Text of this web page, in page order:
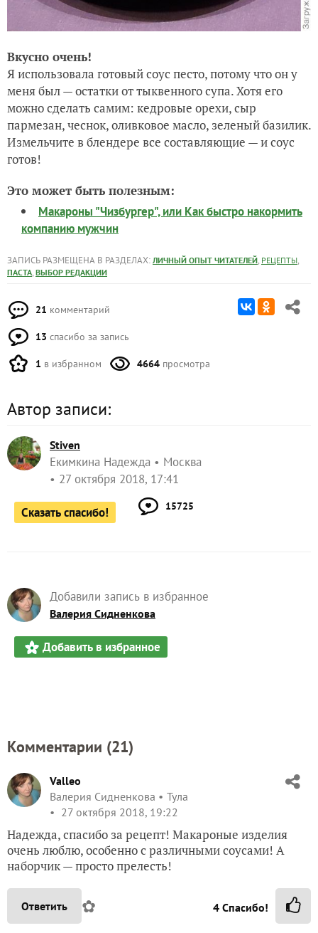
Вкусно очень!
Я использовала готовый соус песто, потому что он у
меня был — остатки от тыквенного супа. Хотя его
можно сделать самим: кедровые орехи, сыр
пармезан, чеснок, оливковое масло, зеленый базилик.
Измельчите в блендере все составляющие — и соус
готов!
Это может быть полезным:
Макароны "Чизбургер", или Как быстро накормить
компанию мужчин
ЗАПИСЬ РАЗМЕЩЕНА В РАЗДЕЛАХ: ЛИЧНЫЙ ОПЫТ ЧИТАТЕЛЕЙ, РЕЦЕПТЫ,
ПАСТА, ВЫБОР РЕДАКЦИИ
21 комментарий
13 спасибо за запись
1 в избранном 4664 просмотра
Автор записи:
Stiven
Екимкина Надежда
Москва
27 октября 2018, 17:41
Сказать спасибо! 15725
Добавили запись в избранное
Валерия Сидненкова
Добавить в избранное
Комментарии (21)
Valleo
Валерия Сидненкова
Тула
27 октября 2018, 19:22
Надежда, спасибо за рецепт! Макароные изделия
очень люблю, особенно с различными соусами! А
наборчик — просто прелесть!
Ответить ✿ 4 Спасибо!